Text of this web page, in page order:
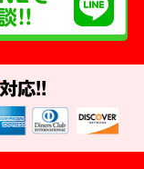
対応!!